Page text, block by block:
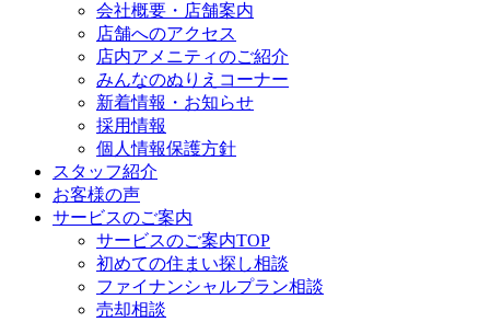
会社概要・店舗案内
店舗へのアクセス
店内アメニティのご紹介
みんなのぬりえコーナー
新着情報・お知らせ
採用情報
個人情報保護方針
スタッフ紹介
お客様の声
サービスのご案内
サービスのご案内TOP
初めての住まい探し相談
ファイナンシャルプラン相談
売却相談